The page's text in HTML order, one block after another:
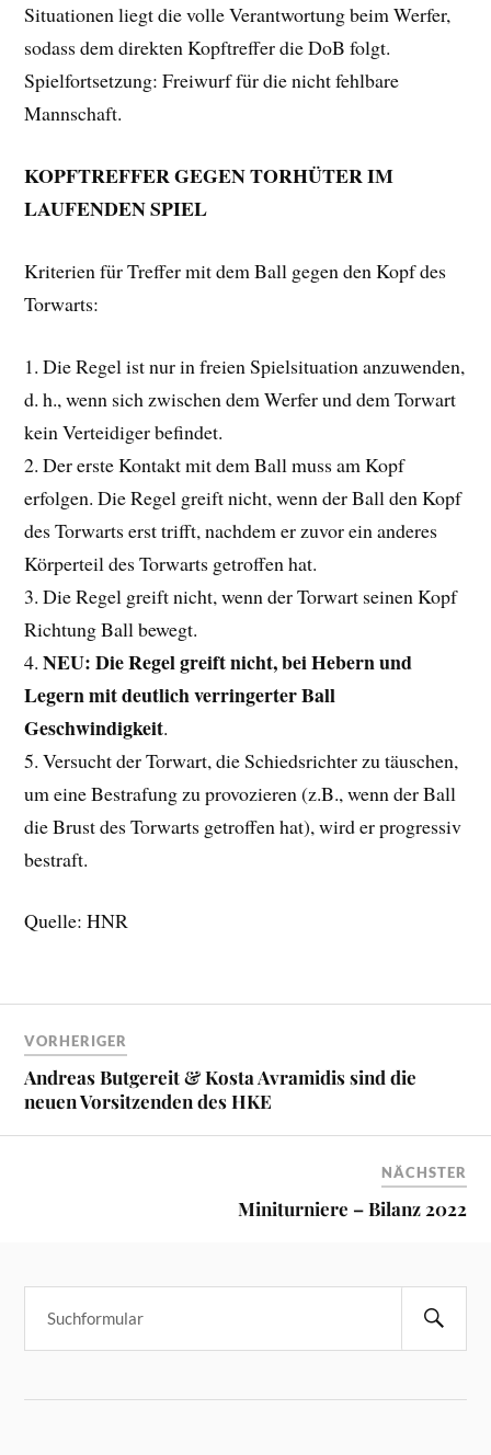
Situationen liegt die volle Verantwortung beim Werfer,
sodass dem direkten Kopftreffer die DoB folgt.
Spielfortsetzung: Freiwurf für die nicht fehlbare
Mannschaft.
KOPFTREFFER GEGEN TORHÜTER IM
LAUFENDEN SPIEL
Kriterien für Treffer mit dem Ball gegen den Kopf des
Torwarts:
1. Die Regel ist nur in freien Spielsituation anzuwenden,
d. h., wenn sich zwischen dem Werfer und dem Torwart
kein Verteidiger befindet.
2. Der erste Kontakt mit dem Ball muss am Kopf
erfolgen. Die Regel greift nicht, wenn der Ball den Kopf
des Torwarts erst trifft, nachdem er zuvor ein anderes
Körperteil des Torwarts getroffen hat.
3. Die Regel greift nicht, wenn der Torwart seinen Kopf
Richtung Ball bewegt.
4.NEU: Die Regel greift nicht, bei Hebern und
Legern mit deutlich verringerter Ball
Geschwindigkeit.
5. Versucht der Torwart, die Schiedsrichter zu täuschen,
um eine Bestrafung zu provozieren (z.B., wenn der Ball
die Brust des Torwarts getroffen hat), wird er progressiv
bestraft.
Quelle: HNR
VORHERIGER
Andreas Butgereit & Kosta Avramidis sind die
neuen Vorsitzenden des HKE
NÄCHSTER
Miniturniere – Bilanz 2022